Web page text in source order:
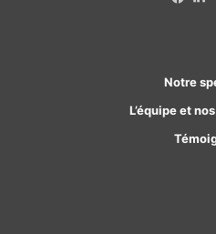
Notre
L’équipe et